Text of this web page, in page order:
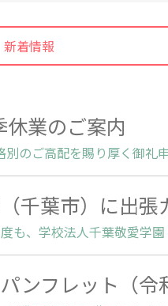
新着情報
業のご案内
千葉市）に出張
ンフレット（令